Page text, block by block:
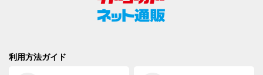
利用方法ガイド